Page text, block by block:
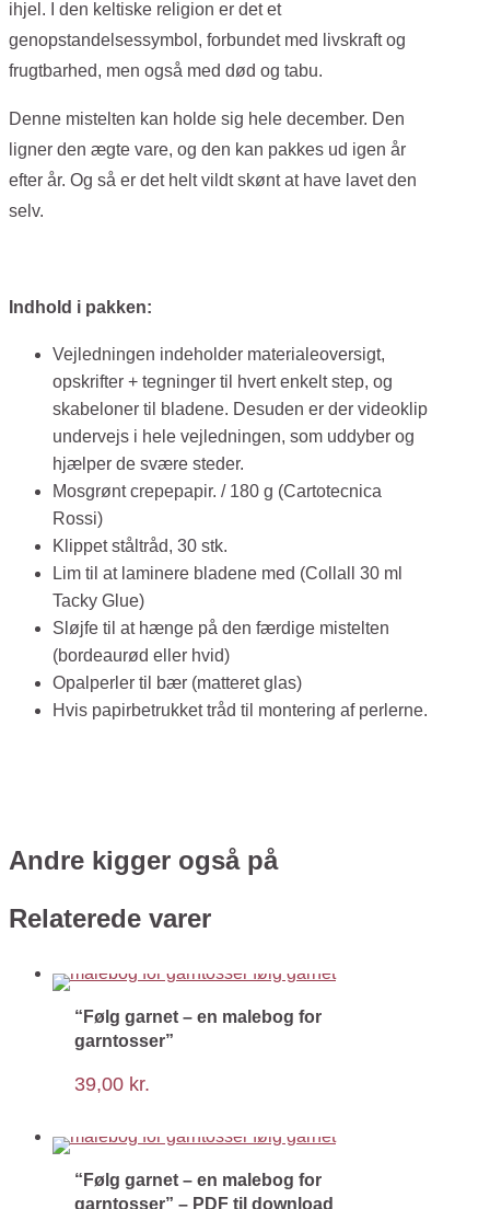
ihjel. I den keltiske religion er det et
genopstandelsessymbol, forbundet med livskraft og
frugtbarhed, men også med død og tabu.
Denne mistelten kan holde sig hele december. Den
ligner den ægte vare, og den kan pakkes ud igen år
efter år. Og så er det helt vildt skønt at have lavet den
selv.
Indhold i pakken:
Vejledningen indeholder materialeoversigt,
opskrifter + tegninger til hvert enkelt step, og
skabeloner til bladene. Desuden er der videoklip
undervejs i hele vejledningen, som uddyber og
hjælper de svære steder.
Mosgrønt crepepapir. / 180 g (Cartotecnica
Rossi)
Klippet ståltråd, 30 stk.
Lim til at laminere bladene med (Collall 30 ml
Tacky Glue)
Sløjfe til at hænge på den færdige mistelten
(bordeaurød eller hvid)
Opalperler til bær (matteret glas)
Hvis papirbetrukket tråd til montering af perlerne.
Andre kigger også på
Relaterede varer
“Følg garnet – en malebog for
garntosser”
39,00 kr.
“Følg garnet – en malebog for
garntosser” – PDF til download